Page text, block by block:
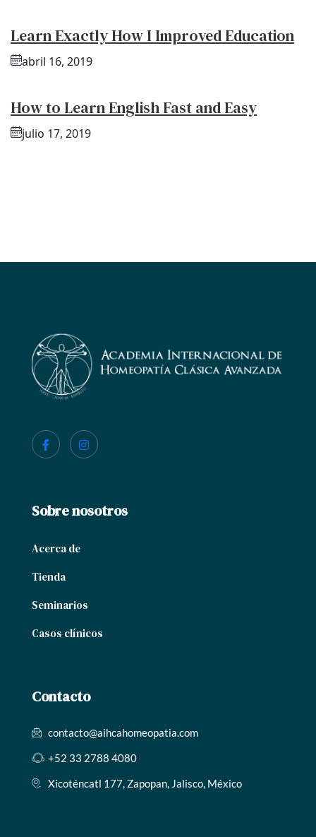
Learn Exactly How I Improved Education
abril 16, 2019
How to Learn English Fast and Easy
julio 17, 2019
Sobre nosotros
Acerca de
Tienda
Seminarios
Casos clínicos
Contacto
contacto@aihcahomeopatia.com
+52 33 2788 4080
Xicoténcatl 177, Zapopan, Jalisco, México